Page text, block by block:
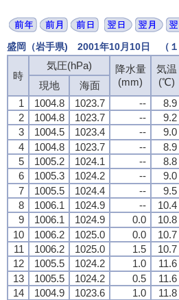
盛岡（岩手県) 2001年10月10日 （１
時
気圧(hPa)
降水量
(mm)
気温
(℃)
現地
海面
1
1004.8 1023.7 -- 8.9
2
1004.8 1023.7 -- 9.2
3
1004.5 1023.4 -- 9.0
4
1004.8 1023.7 -- 8.9
5
1005.2 1024.1 -- 8.8
6
1005.3 1024.2 -- 9.0
7
1005.5 1024.4 -- 9.5
8
1006.1 1024.9 -- 10.4
9
1006.1 1024.9 0.0 10.8
10
1006.2 1025.0 0.0 10.7
11
1006.2 1025.0 1.5 10.7
12
1005.5 1024.2 1.0 11.6
13
1005.5 1024.2 0.5 11.6
14
1004.9 1023.6 1.0 11.8
時
気圧(hPa)
降水量
(mm)
気温
(℃)
現地
海面
1
1004.8 1023.7 -- 8.9
2
1004.8 1023.7 -- 9.2
3
1004.5 1023.4 -- 9.0
4
1004.8 1023.7 -- 8.9
5
1005.2 1024.1 -- 8.8
6
1005.3 1024.2 -- 9.0
7
1005.5 1024.4 -- 9.5
8
1006.1 1024.9 -- 10.4
9
1006.1 1024.9 0.0 10.8
10
1006.2 1025.0 0.0 10.7
11
1006.2 1025.0 1.5 10.7
12
1005.5 1024.2 1.0 11.6
13
1005.5 1024.2 0.5 11.6
14
1004.9 1023.6 1.0 11.8
時
気圧(hPa)
降水量
(mm)
気温
(℃)
現地
海面
1
1004.8 1023.7 -- 8.9
2
1004.8 1023.7 -- 9.2
3
1004.5 1023.4 -- 9.0
4
1004.8 1023.7 -- 8.9
5
1005.2 1024.1 -- 8.8
6
1005.3 1024.2 -- 9.0
7
1005.5 1024.4 -- 9.5
8
1006.1 1024.9 -- 10.4
9
1006.1 1024.9 0.0 10.8
10
1006.2 1025.0 0.0 10.7
11
1006.2 1025.0 1.5 10.7
12
1005.5 1024.2 1.0 11.6
13
1005.5 1024.2 0.5 11.6
14
1004.9 1023.6 1.0 11.8
時
気圧(hPa)
降水量
(mm)
気温
(℃)
現地
海面
1
1004.8 1023.7 -- 8.9
2
1004.8 1023.7 -- 9.2
3
1004.5 1023.4 -- 9.0
4
1004.8 1023.7 -- 8.9
5
1005.2 1024.1 -- 8.8
6
1005.3 1024.2 -- 9.0
7
1005.5 1024.4 -- 9.5
8
1006.1 1024.9 -- 10.4
9
1006.1 1024.9 0.0 10.8
10
1006.2 1025.0 0.0 10.7
11
1006.2 1025.0 1.5 10.7
12
1005.5 1024.2 1.0 11.6
13
1005.5 1024.2 0.5 11.6
14
1004.9 1023.6 1.0 11.8